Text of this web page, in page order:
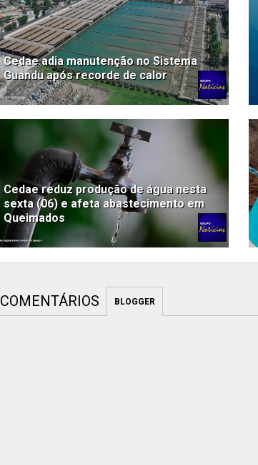
Cedae adia manutenção no Sistema
Guandu após recorde de calor
Cedae reduz produção de água nesta
sexta (06) e afeta abastecimento em
Queimados
COMENTÁRIOS BLOGGER